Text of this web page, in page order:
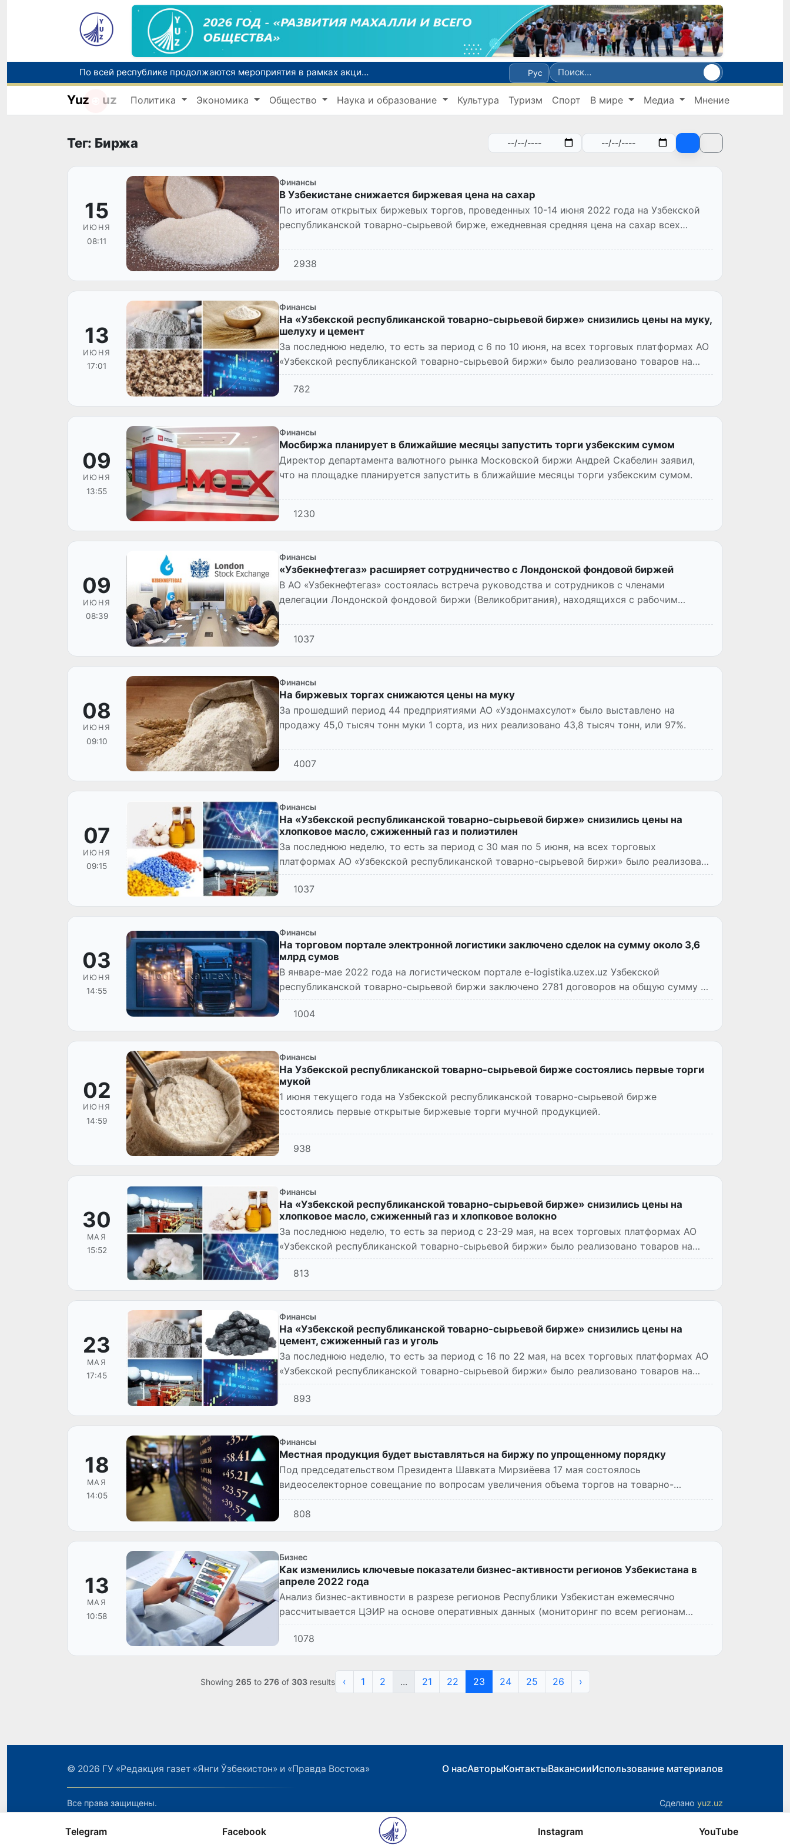
По всей республике продолжаются мероприятия в рамках акции «Актуальные 40 дней»
Оказавшийся в сложной ситуации в Германии соотечественник возвращен в Узбекистан
В Узбекистане определили порядок создания и эксплуатации платных автодорог
Рус
Yuz uz Политика Экономика Общество Наука и образование Культура Туризм Спорт В мире Медиа Мнение
Тег: Биржа
15
ИЮНЯ
08:11
Финансы
В Узбекистане снижается биржевая цена на сахар
По итогам открытых биржевых торгов, проведенных 10-14 июня 2022 года на Узбекской
республиканской товарно-сырьевой бирже, ежедневная средняя цена на сахар всех
2938
13
ИЮНЯ
17:01
Финансы
На «Узбекской республиканской товарно-сырьевой бирже» снизились цены на муку,
шелуху и цемент
За последнюю неделю, то есть за период с 6 по 10 июня, на всех торговых платформах АО
«Узбекской республиканской товарно-сырьевой биржи» было реализовано товаров на
сумму 2 872,8 м...
782
09
ИЮНЯ
13:55
Финансы
Мосбиржа планирует в ближайшие месяцы запустить торги узбекским сумом
Директор департамента валютного рынка Московской биржи Андрей Скабелин заявил,
что на площадке планируется запустить в ближайшие месяцы торги узбекским сумом.
1230
09
ИЮНЯ
08:39
Финансы
«Узбекнефтегаз» расширяет сотрудничество с Лондонской фондовой биржей
В АО «Узбекнефтегаз» состоялась встреча руководства и сотрудников с членами
делегации Лондонской фондовой биржи (Великобритания), находящихся с рабочим
1037
08
ИЮНЯ
09:10
Финансы
На биржевых торгах снижаются цены на муку
За прошедший период 44 предприятиями АО «Уздонмахсулот» было выставлено на
продажу 45,0 тысяч тонн муки 1 сорта, из них реализовано 43,8 тысяч тонн, или 97%.
4007
07
ИЮНЯ
09:15
Финансы
На «Узбекской республиканской товарно-сырьевой бирже» снизились цены на
хлопковое масло, сжиженный газ и полиэтилен
За последнюю неделю, то есть за период с 30 мая по 5 июня, на всех торговых
платформах АО «Узбекской республиканской товарно-сырьевой биржи» было реализовано
товаров на сумму 2 939...
1037
03
ИЮНЯ
14:55
Финансы
На торговом портале электронной логистики заключено сделок на сумму около 3,6
млрд сумов
В январе-мае 2022 года на логистическом портале e-logistika.uzex.uz Узбекской
республиканской товарно-сырьевой биржи заключено 2781 договоров на общую сумму 3
589,5 млн сумов.
1004
02
ИЮНЯ
14:59
Финансы
На Узбекской республиканской товарно-сырьевой бирже состоялись первые торги
мукой
1 июня текущего года на Узбекской республиканской товарно-сырьевой бирже
состоялись первые открытые биржевые торги мучной продукцией.
938
30
МАЯ
15:52
Финансы
На «Узбекской республиканской товарно-сырьевой бирже» снизились цены на
хлопковое масло, сжиженный газ и хлопковое волокно
За последнюю неделю, то есть за период с 23-29 мая, на всех торговых платформах АО
«Узбекской республиканской товарно-сырьевой биржи» было реализовано товаров на
сумму 3 847,7 млрд...
813
23
МАЯ
17:45
Финансы
На «Узбекской республиканской товарно-сырьевой бирже» снизились цены на
цемент, сжиженный газ и уголь
За последнюю неделю, то есть за период с 16 по 22 мая, на всех торговых платформах АО
«Узбекской республиканской товарно-сырьевой биржи» было реализовано товаров на
сумму 3 384,5 м...
893
18
МАЯ
14:05
Финансы
Местная продукция будет выставляться на биржу по упрощенному порядку
Под председательством Президента Шавката Мирзиёева 17 мая состоялось
видеоселекторное совещание по вопросам увеличения объема торгов на товарно-
сырьевой бирже и расширения участия...
808
13
МАЯ
10:58
Бизнес
Как изменились ключевые показатели бизнес-активности регионов Узбекистана в
апреле 2022 года
Анализ бизнес-активности в разрезе регионов Республики Узбекистан ежемесячно
рассчитывается ЦЭИР на основе оперативных данных (мониторинг по всем регионам
республики, согласно данн...
1078
Showing 265 to 276of 303results ‹ 1 2 ... 21 22 23 24 25 26 ›
© 2026 ГУ «Редакция газет «Янги Ўзбекистон» и «Правда Востока» О насАвторыКонтактыВакансииИспользование материалов
Все права защищены. Сделано yuz.uz
Telegram Facebook Instagram YouTube